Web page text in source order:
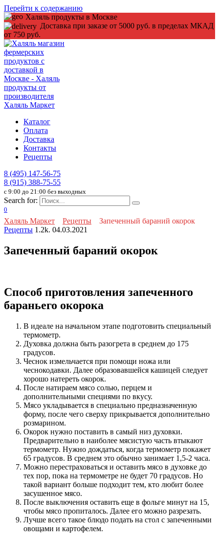
Перейти к содержанию
Халяль продукты в Москве
Доставка при заказе от 5000 руб. в пределах МКАД
от 750 руб.
Каталог
Оплата
Доставка
Контакты
Рецепты
8 (495) 147-56-75
8 (915) 388-75-55
c 9:00 до 21:00 без выходных
Search for:
0
Халяль Маркет Рецепты
Запеченный бараний окорок
Рецепты 1.2k. 04.03.2021
Запеченный бараний окорок
Способ приготовления запеченного
бараньего окорока
В идеале на начальном этапе подготовить специальный
термометр.
Духовка должна быть разогрета в среднем до 175
градусов.
Чеснок измельчается при помощи ножа или
чеснокодавки. Далее образовавшейся кашицей следует
хорошо натереть окорок.
После натираем мясо солью, перцем и
дополнительными специями по вкусу.
Мясо укладывается в специально предназначенную
форму, после чего сверху прикрывается дополнительно
розмарином.
Окорок нужно поставить в самый низ духовки.
Предварительно в наиболее мясистую часть втыкают
термометр. Нужно дождаться, когда термометр покажет
65 градусов. В среднем это обычно занимает 1,5-2 часа.
Можно перестраховаться и оставить мясо в духовке до
тех пор, пока на термометре не будет 70 градусов. Но
такой вариант больше подходит тем, кто любит более
засушенное мясо.
После выключения оставить еще в фольге минут на 15,
чтобы мясо пропиталось. Далее его можно разрезать.
Лучше всего такое блюдо подать на стол с запеченными
овощами и картофелем.